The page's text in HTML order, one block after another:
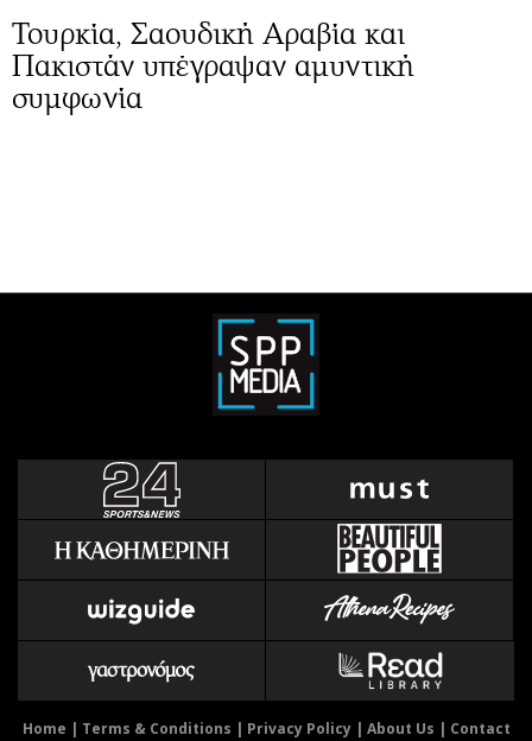
Τουρκία, Σαουδική Αραβία και
Πακιστάν υπέγραψαν αμυντική
συμφωνία
Home | Terms & Conditions | Privacy Policy| About Us | Contact